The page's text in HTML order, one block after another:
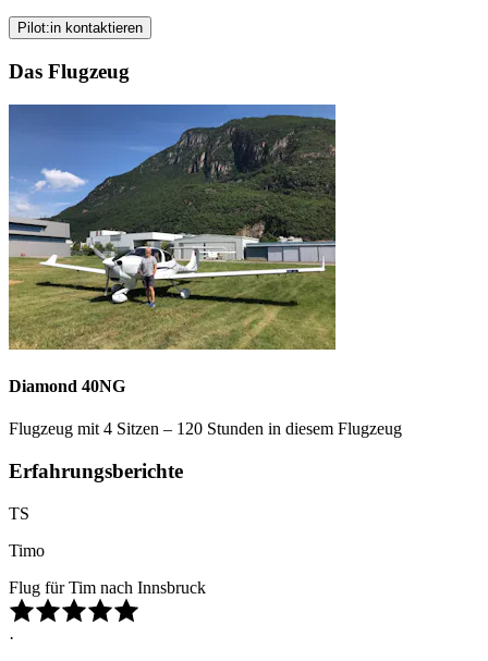
Pilot:in kontaktieren
Das Flugzeug
Diamond 40NG
Flugzeug mit 4 Sitzen – 120 Stunden in diesem Flugzeug
Erfahrungsberichte
TS
Timo
Flug für Tim nach Innsbruck
·